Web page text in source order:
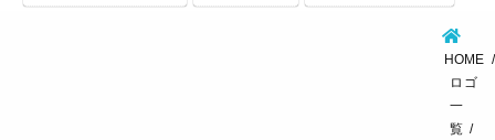
HOME
ロゴ
一
覧